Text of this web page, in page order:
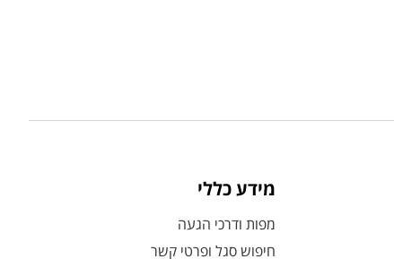
מידע כללי
מפות ודרכי הגעה
חיפוש סגל ופרטי קשר